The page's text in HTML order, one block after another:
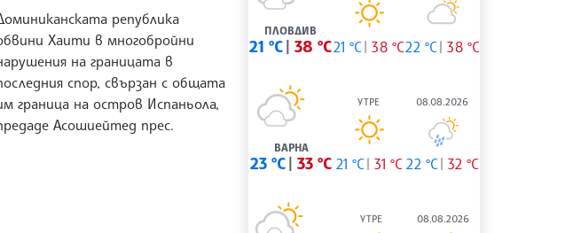
република
Хаити в многобройни
на границата в
спор, свързан с общата
граница на остров Испаньола,
Асошиейтед прес.
ПЛОВДИВ
21 °C 38 °C21 °C 38 °C22 °C 38 °C
ВАРНА
23 °C 33 °C
УТРЕ
21 °C 31 °C
08.08.2026
22 °C 32 °C
УТРЕ 08.08.2026